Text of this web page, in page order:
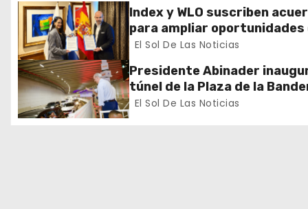
ó
n
d
e
Index y WLO suscriben
para ampliar oportunidades
formación de dominicanos
El Sol De Las Noticias
Presidente Abinader
túnel de la Plaza de la
que cambia la salida hacia el
El Sol De Las Noticias